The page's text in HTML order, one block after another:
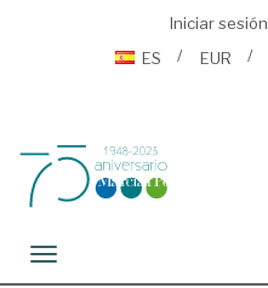
Iniciar sesión
ES
EUR
Toggle navigation